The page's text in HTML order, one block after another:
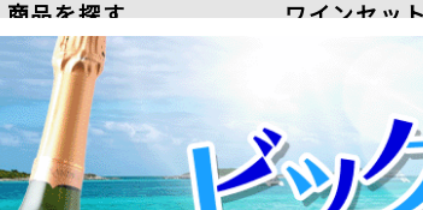
商品を探す ワインセッ
今か
最新の出荷ス
熊本地震の影響により九州への配送に遅